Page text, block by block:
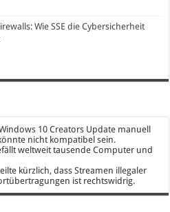
Wie SSE die Cybersicherheit
10 Creators Update manuell
nicht kompatibel sein.
weltweit tausende Computer und
kürzlich, dass Streamen illegaler
ist rechtswidrig.